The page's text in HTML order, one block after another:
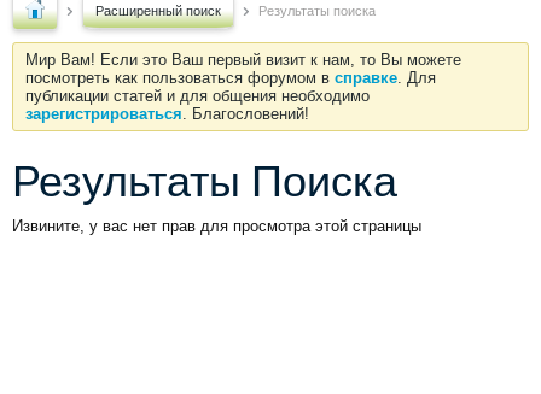
Расширенный поиск Результаты поиска
Мир Вам! Если это Ваш первый визит к нам, то Вы можете
посмотреть как пользоваться форумом в справке. Для
публикации статей и для общения необходимо
зарегистрироваться. Благословений!
Результаты Поиска
Извините, у вас нет прав для просмотра этой страницы